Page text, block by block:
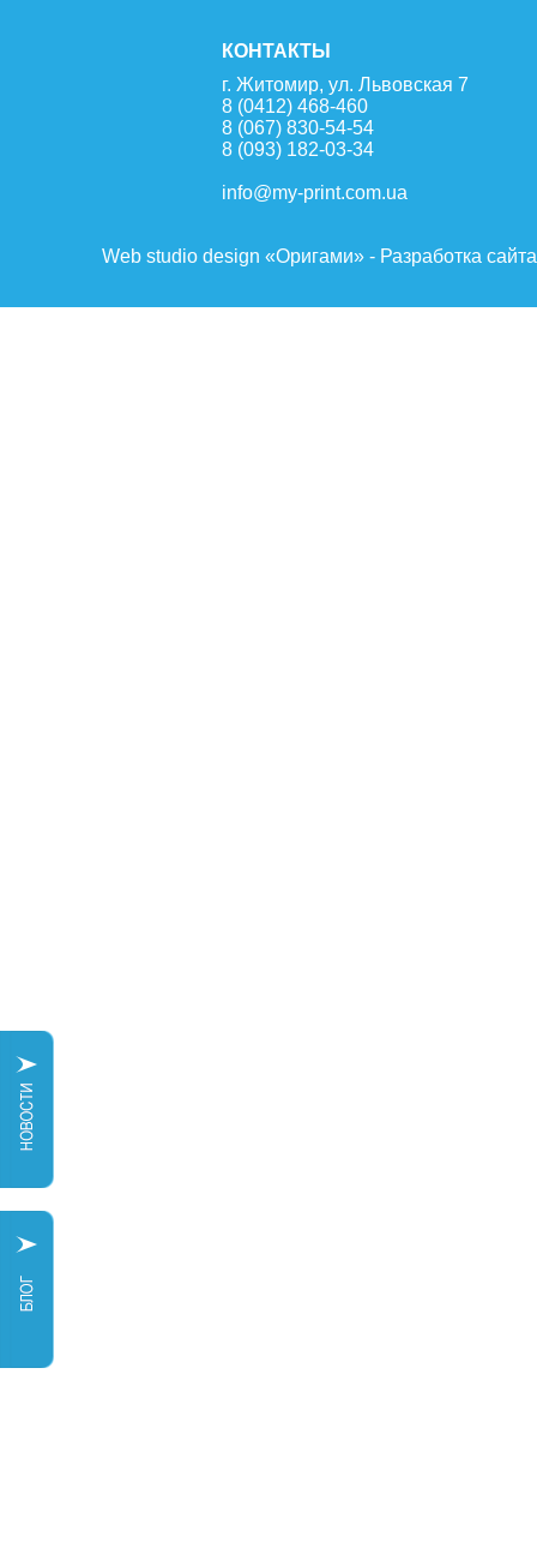
КОНТАКТЫ
г. Житомир, ул. Львовская 7
8 (0412) 468-460
8 (067) 830-54-54
8 (093) 182-03-34
info@my-print.com.ua
Web studio design «Оригами» - Разработка